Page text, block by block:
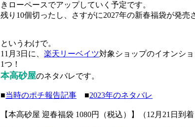
きローペースでアップしていく予定です。
残り10個切ったし、さすがに2027年の新春福袋が発売
というわけで。
11月3日に、 楽天リーベイツ対象ショップのイオンシ
1つ！
本高砂屋のネタバレです。
■当時のポチ報告記事 ■2023年のネタバレ
【本高砂屋 迎春福袋 1080円（税込）】（12月21日到